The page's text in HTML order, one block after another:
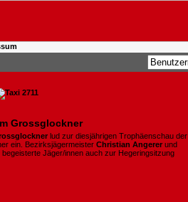
Grossglockner
lud zur diesjährigen Trophäenschau der
ein. Bezirksjägermeister Christian Angerer und
begeisterte Jäger/innen auch zur Hegeringsitzung